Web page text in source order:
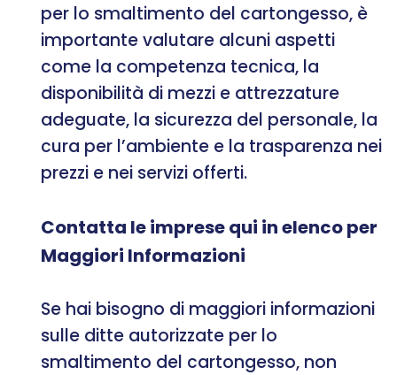
per lo smaltimento del cartongesso, è
importante valutare alcuni aspetti
come la competenza tecnica, la
disponibilità di mezzi e attrezzature
adeguate, la sicurezza del personale, la
cura per l’ambiente e la trasparenza nei
prezzi e nei servizi offerti.
Contatta le imprese qui in elenco per
Maggiori Informazioni
Se hai bisogno di maggiori informazioni
sulle ditte autorizzate per lo
smaltimento del cartongesso, non